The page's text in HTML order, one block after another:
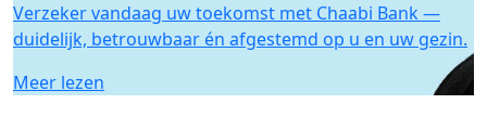
Verzeker vandaag uw toekomst met Chaabi Bank —
duidelijk, betrouwbaar én afgestemd op u en uw gezin.
Meer lezen